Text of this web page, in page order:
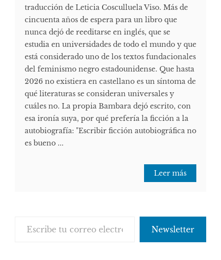
traducción de Leticia Cosculluela Viso. Más de
cincuenta años de espera para un libro que
nunca dejó de reeditarse en inglés, que se
estudia en universidades de todo el mundo y que
está considerado uno de los textos fundacionales
del feminismo negro estadounidense. Que hasta
2026 no existiera en castellano es un síntoma de
qué literaturas se consideran universales y
cuáles no. La propia Bambara dejó escrito, con
esa ironía suya, por qué prefería la ficción a la
autobiografía: "Escribir ficción autobiográfica no
es bueno ...
Leer más
Newsletter